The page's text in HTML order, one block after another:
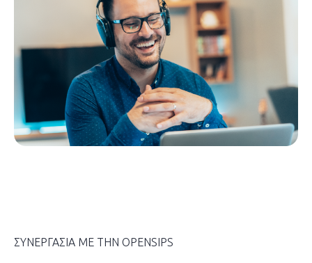
ΣΥΝΕΡΓΑΣΙΑ ΜΕ ΤΗΝ OPENSIPS